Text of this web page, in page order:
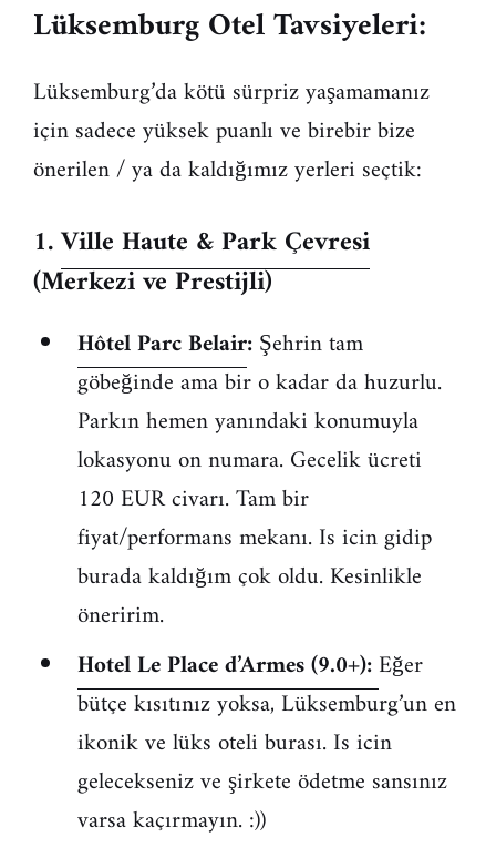
Lüksemburg Otel Tavsiyeleri:
Lüksemburg’da kötü sürpriz yaşamamanız
için sadece yüksek puanlı ve birebir bize
önerilen / ya da kaldığımız yerleri seçtik:
1.Ville Haute & Park Çevresi
(Merkezi ve Prestijli)
Hôtel Parc Belair:Şehrin tam
göbeğinde ama bir o kadar da huzurlu.
Parkın hemen yanındaki konumuyla
lokasyonu on numara. Gecelik ücreti
120 EUR civarı. Tam bir
fiyat/performans mekanı. Is icin gidip
burada kaldığım çok oldu. Kesinlikle
öneririm.
Hotel Le Place d’Armes (9.0+):Eğer
bütçe kısıtınız yoksa, Lüksemburg’un en
ikonik ve lüks oteli burası. Is icin
gelecekseniz ve şirkete ödetme sansınız
varsa kaçırmayın. :))